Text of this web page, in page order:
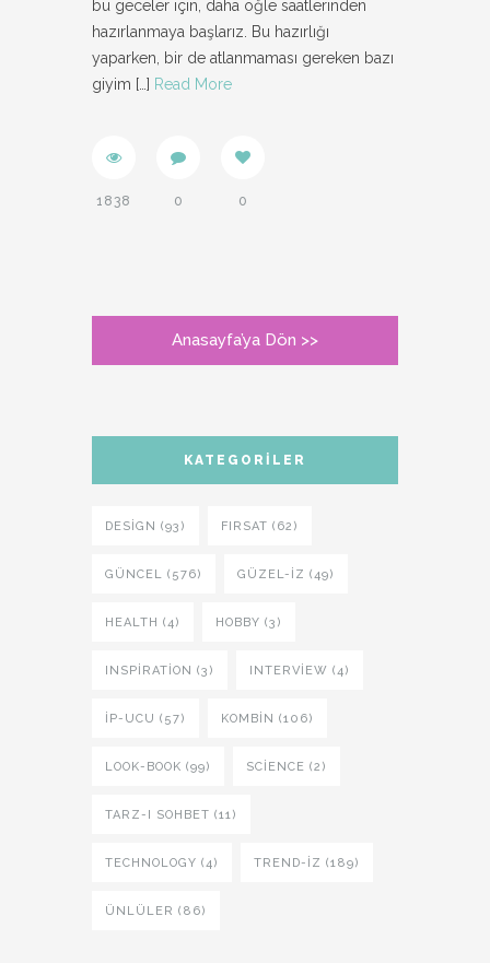
bu geceler için, daha öğle saatlerinden
hazırlanmaya başlarız. Bu hazırlığı
yaparken, bir de atlanmaması gereken bazı
giyim […] Read More
1838 0 0
Anasayfa’ya Dön >>
KATEGORILER
DESIGN (93) FIRSAT (62)
GÜNCEL (576) GÜZEL-IZ (49)
HEALTH (4) HOBBY (3)
INSPIRATION (3) INTERVIEW (4)
İP-UCU (57) KOMBIN (106)
LOOK-BOOK (99) SCIENCE (2)
TARZ-I SOHBET (11)
TECHNOLOGY (4) TREND-IZ (189)
ÜNLÜLER (86)